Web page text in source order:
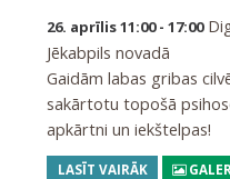
26. aprīlis 11:00 - 17:00
Jēkabpils novadā
Gaidām labas gribas
sakārtotu topošā
apkārtni un iekštelpas!
LASĪT VAIRĀK